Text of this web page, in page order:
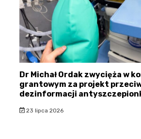
Dr Michał Ordak zwycięża w
grantowym za projekt
dezinformacji
23 lipca 2026